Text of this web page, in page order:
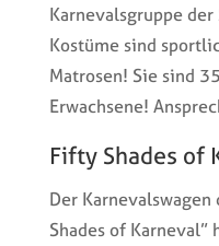
Karnevalsgruppe
Kostüme sind
Matrosen! Sie sind
Erwachsene!
Fifty Shades of
Der
Shades of Karneval”